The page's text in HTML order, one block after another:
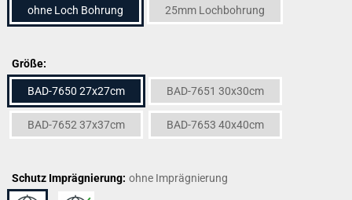
ohne Loch Bohrung 25mm Lochbohrung
Größe:
BAD-7650 27x27cm BAD-7651 30x30cm
BAD-7652 37x37cm BAD-7653 40x40cm
Schutz Imprägnierung: ohne Imprägnierung